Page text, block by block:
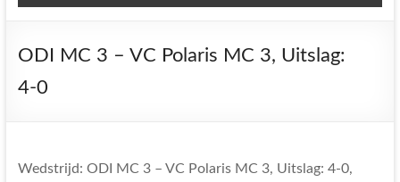
ODI MC 3 – VC Polaris MC 3, Uitslag:
4-0
Wedstrijd: ODI MC 3 – VC Polaris MC 3, Uitslag: 4-0,